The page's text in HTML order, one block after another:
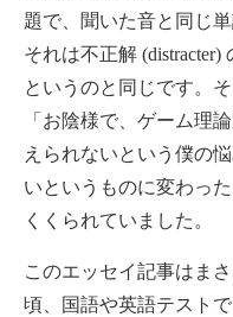
題で、聞いた音と同じ
それは不正解 (distracter)
というのと同じです。
「お陰様で、ゲーム理
えられないという僕の
いというものに変わっ
くくられていました。
このエッセイ記事はま
頃、国語や英語テスト